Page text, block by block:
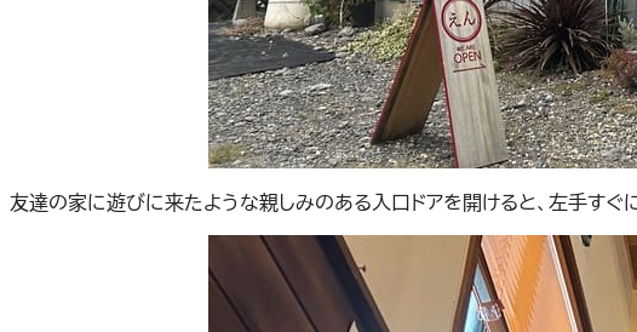
友達の家に遊びに来たような親しみのある入口ドアを開けると、左手すぐ